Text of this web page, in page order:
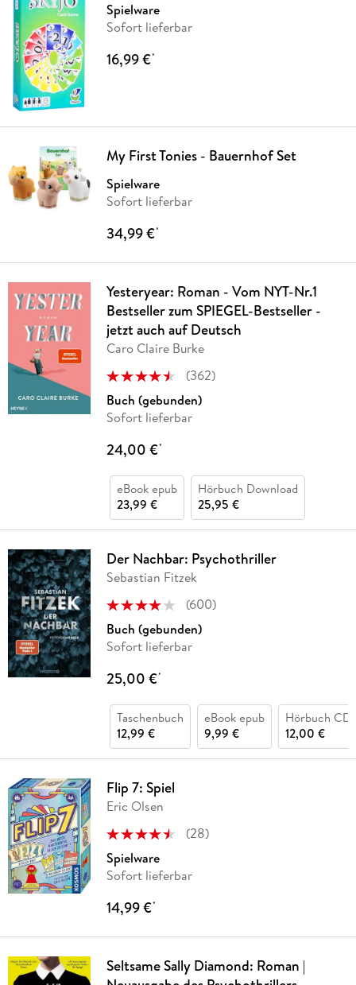
Spielware
Sofort lieferbar
16,99 €*
My First Tonies - Bauernhof Set
Spielware
Sofort lieferbar
34,99 €*
Yesteryear: Roman - Vom NYT-Nr.1
Bestseller zum SPIEGEL-Bestseller -
jetzt auch auf Deutsch
Caro Claire Burke
(362)
Buch (gebunden)
Sofort lieferbar
24,00 €*
eBook epub
23,99 €
Hörbuch Download
25,95 €
Der Nachbar: Psychothriller
Sebastian Fitzek
(600)
Buch (gebunden)
Sofort lieferbar
25,00 €*
Taschenbuch
12,99 €
eBook epub
9,99 €
Hörbuch CD
12,00 €
Flip 7: Spiel
Eric Olsen
(28)
Spielware
Sofort lieferbar
14,99 €*
Seltsame Sally Diamond: Roman |